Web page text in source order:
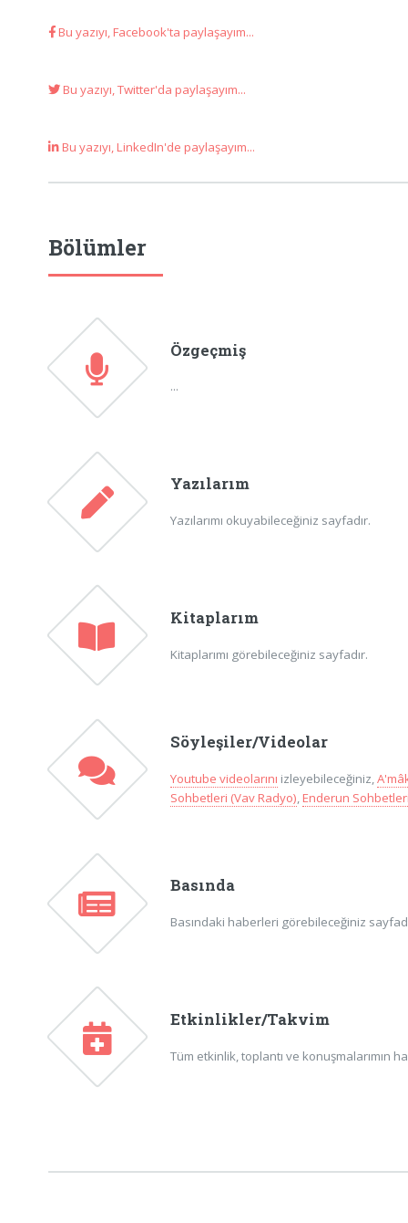
Bu yazıyı, Facebook'ta paylaşayım...
Bu yazıyı, Twitter'da paylaşayım...
Bu yazıyı, LinkedIn'de paylaşayım...
Bölümler
Özgeçmiş
...
Yazılarım
Yazılarımı okuyabileceğiniz sayfadır.
Kitaplarım
Kitaplarımı görebileceğiniz sayfadır.
Söyleşiler/Videolar
Youtube videolarını izleyebileceğiniz,
Sohbetleri (Vav Radyo),Enderun
Basında
Basındaki haberleri görebileceğiniz
Etkinlikler/Takvim
Tüm etkinlik, toplantı ve konuşmalarımın